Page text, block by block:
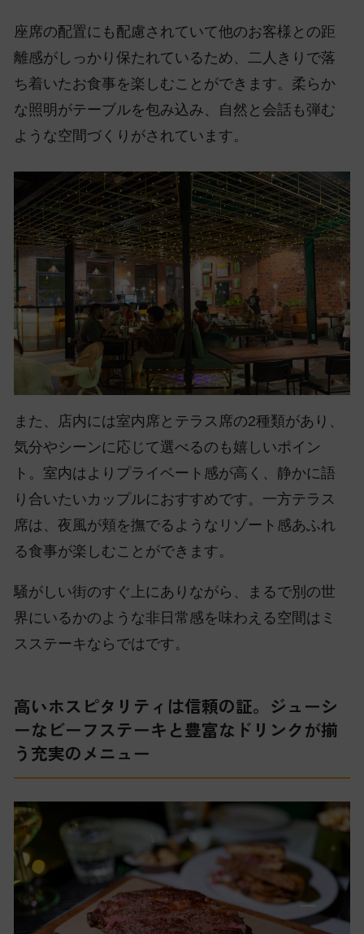
座席の配置にも配慮されていて他のお客様との距
離感がしっかり保たれているため、二人きりで落
ち着いたお食事を楽しむことができます。柔らか
な照明がテーブルを包み込み、自然と会話も弾む
ような空間づくりがされています。
また、店内には室内席とテラス席の2種類があり、
気分やシーンに応じて選べるのも嬉しいポイン
ト。室内はよりプライベート感が高く、静かに語
り合いたいカップルにおすすめです。一方テラス
席は、夜風が頬を撫でるようなリゾート感あふれ
る食事が楽しむことができます。
騒がしい街のすぐ上にありながら、まるで別の世
界にいるかのような非日常感を味わえる空間はミ
スステーキならではです。
高いホスピタリティは信頼の証。ジューシ
ーなビーフステーキと豊富なドリンクが揃
う充実のメニュー